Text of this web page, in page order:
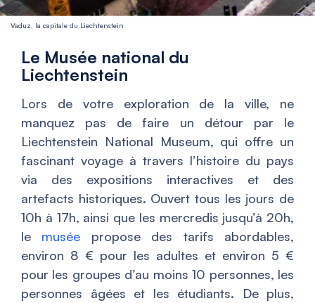
Vaduz, la capitale du Liechtenstein
Le Musée national du
Liechtenstein
Lors de votre exploration de la ville, ne
manquez pas de faire un détour par le
Liechtenstein National Museum, qui offre un
fascinant voyage à travers l’histoire du pays
via des expositions interactives et des
artefacts historiques. Ouvert tous les jours de
10h à 17h, ainsi que les mercredis jusqu’à 20h,
le musée propose des tarifs abordables,
environ 8 € pour les adultes et environ 5 €
pour les groupes d’au moins 10 personnes, les
personnes âgées et les étudiants. De plus,